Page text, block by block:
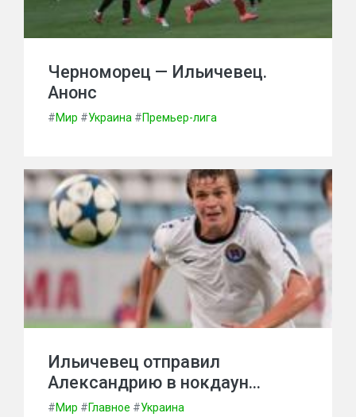
Черноморец — Ильичевец.
Анонс
#Мир #Украина #Премьер-лига
Ильичевец отправил
Александрию в нокдаун…
#Мир #Главное #Украина